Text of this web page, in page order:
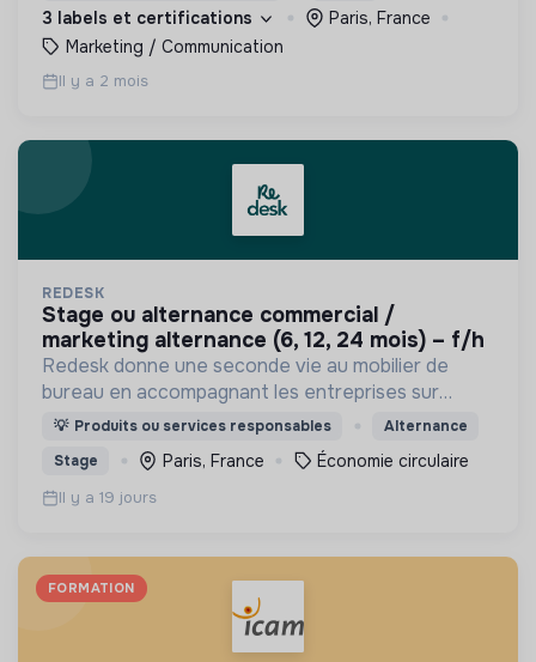
3 labels et certifications
Paris, France
Marketing / Communication
Il y a 2 mois
REDESK
stage ou alternance commercial /
marketing alternance (6, 12, 24 mois) – f/h
Redesk donne une seconde vie au mobilier de
bureau en accompagnant les entreprises sur
toutes les problématiques liées à l'économie
circulaire dans le domaine du mobilier
professionnel.
💡 Produits ou services responsables
Alternance
Stage
Paris, France Économie circulaire
Il y a 19 jours
FORMATION